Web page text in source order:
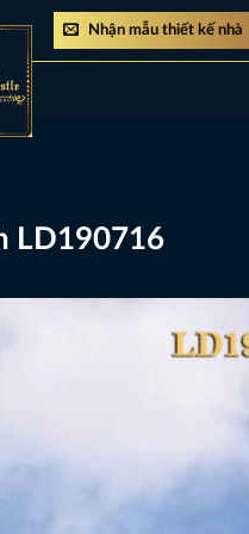
Nhận mẫu thiết kế nhà
LD190716